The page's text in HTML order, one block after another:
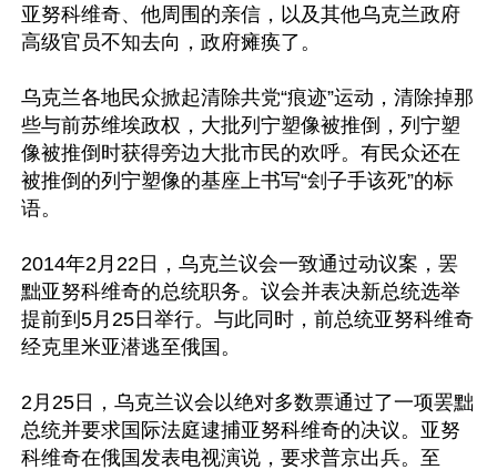
亚努科维奇、他周围的亲信，以及其他乌克兰政府
高级官员不知去向，政府瘫痪了。
乌克兰各地民众掀起清除共党“痕迹”运动，清除掉那
些与前苏维埃政权，大批列宁塑像被推倒，列宁塑
像被推倒时获得旁边大批市民的欢呼。有民众还在
被推倒的列宁塑像的基座上书写“刽子手该死”的标
语。
2014年2月22日，乌克兰议会一致通过动议案，罢
黜亚努科维奇的总统职务。议会并表决新总统选举
提前到5月25日举行。与此同时，前总统亚努科维奇
经克里米亚潜逃至俄国。
2月25日，乌克兰议会以绝对多数票通过了一项罢黜
总统并要求国际法庭逮捕亚努科维奇的决议。亚努
科维奇在俄国发表电视演说，要求普京出兵。至